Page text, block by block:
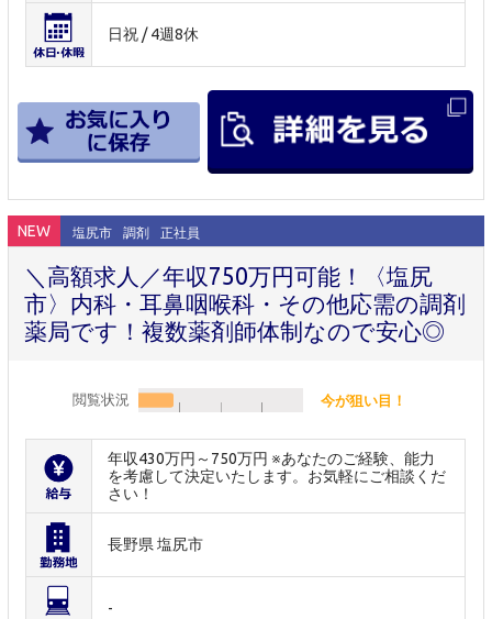
日祝 / 4週8休
NEW 塩尻市 調剤 正社員
＼高額求人／年収750万円可能！〈塩尻
市〉内科・耳鼻咽喉科・その他応需の調剤
薬局です！複数薬剤師体制なので安心◎
閲覧状況 今が狙い目！
年収430万円～750万円 ※あなたのご経験、能力
を考慮して決定いたします。お気軽にご相談くだ
さい！
長野県 塩尻市
-